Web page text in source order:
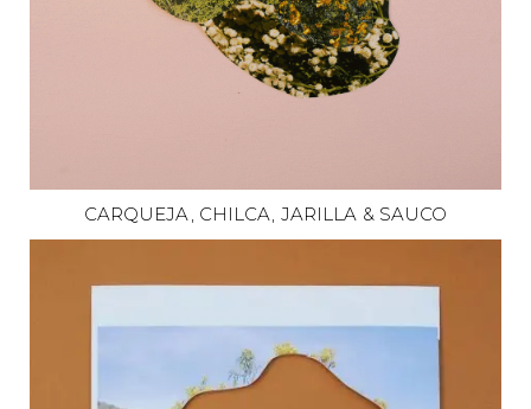
CARQUEJA, CHILCA, JARILLA & SAUCO